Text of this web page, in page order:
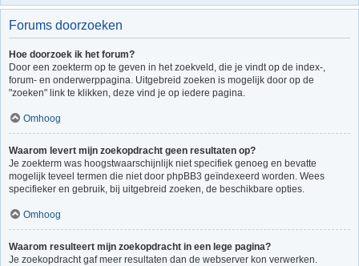
Forums doorzoeken
Hoe doorzoek ik het forum?
Door een zoekterm op te geven in het zoekveld, die je vindt op de index-,
forum- en onderwerppagina. Uitgebreid zoeken is mogelijk door op de
"zoeken" link te klikken, deze vind je op iedere pagina.
Omhoog
Waarom levert mijn zoekopdracht geen resultaten op?
Je zoekterm was hoogstwaarschijnlijk niet specifiek genoeg en bevatte
mogelijk teveel termen die niet door phpBB3 geïndexeerd worden. Wees
specifieker en gebruik, bij uitgebreid zoeken, de beschikbare opties.
Omhoog
Waarom resulteert mijn zoekopdracht in een lege pagina?
Je zoekopdracht gaf meer resultaten dan de webserver kon verwerken.